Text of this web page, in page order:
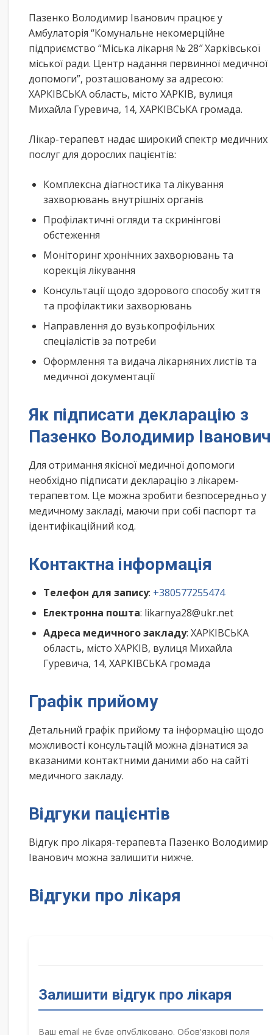
Пазенко Володимир Іванович працює у
Амбулаторія “Комунальне некомерційне
підприємство “Міська лікарня № 28″ Харківської
міської ради. Центр надання первинної медичної
допомоги”, розташованому за адресою:
ХАРКІВСЬКА область, місто ХАРКІВ, вулиця
Михайла Гуревича, 14, ХАРКІВСЬКА громада.
Лікар-терапевт надає широкий спектр медичних
послуг для дорослих пацієнтів:
Комплексна діагностика та лікування
захворювань внутрішніх органів
Профілактичні огляди та скринінгові
обстеження
Моніторинг хронічних захворювань та
корекція лікування
Консультації щодо здорового способу життя
та профілактики захворювань
Направлення до вузькопрофільних
спеціалістів за потреби
Оформлення та видача лікарняних листів та
медичної документації
Як підписати декларацію з
Пазенко Володимир Іванович
Для отримання якісної медичної допомоги
необхідно підписати декларацію з лікарем-
терапевтом. Це можна зробити безпосередньо у
медичному закладі, маючи при собі паспорт та
ідентифікаційний код.
Контактна інформація
Телефон для запису: +380577255474
Електронна пошта: likarnya28@ukr.net
Адреса медичного закладу: ХАРКІВСЬКА
область, місто ХАРКІВ, вулиця Михайла
Гуревича, 14, ХАРКІВСЬКА громада
Графік прийому
Детальний графік прийому та інформацію щодо
можливості консультацій можна дізнатися за
вказаними контактними даними або на сайті
медичного закладу.
Відгуки пацієнтів
Відгук про лікаря-терапевта Пазенко Володимир
Іванович можна залишити нижче.
Відгуки про лікаря
Залишити відгук про лікаря
Ваш email не буде опубліковано. Обов'язкові поля